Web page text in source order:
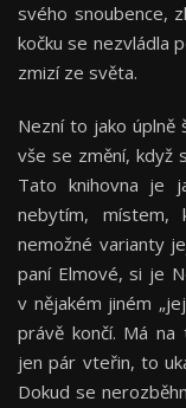
svého snoubence,
kočku se nezvládla
zmizí ze světa.
Nezní to jako úplně
vše se změní, když
Tato knihovna je
nebytím,
nemožné varianty
paní Elmové, si je
v nějakém jiném
právě končí. Má
jen pár vteřin, to
Dokud se